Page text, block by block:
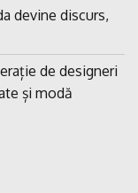
devine discurs,
de designeri
și modă